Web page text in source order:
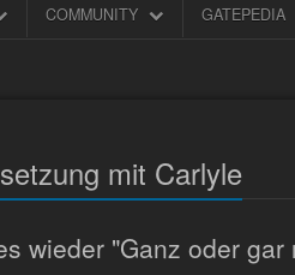
COMMUNITY GATEPEDIA
mit Carlyle
wieder "Ganz oder gar